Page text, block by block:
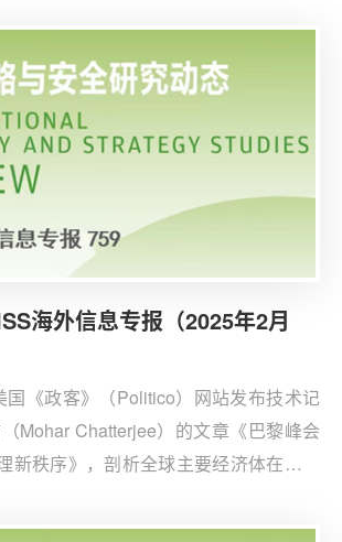
生不可逆转的消极影响，但普京通过液
欧洲市场份额。
海外信息专报（2025年2月
国《政客》（Politico）网站发布技术记
Mohar Chatterjee）的文章《巴黎峰会
新秩序》，剖析全球主要经济体在人工
美英拒签峰会成果宣言告终，标志着一